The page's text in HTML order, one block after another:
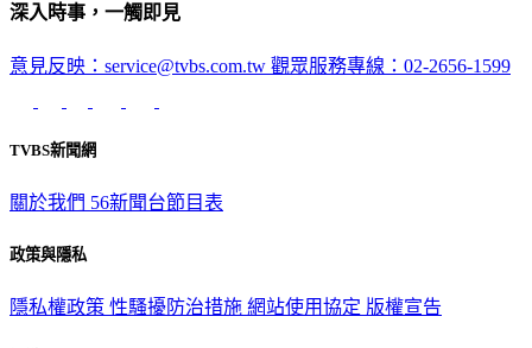
深入時事，一觸即見
意見反映：service@tvbs.com.tw 觀眾服務專線：02-2656-1599
TVBS新聞網
關於我們 56新聞台節目表
政策與隱私
隱私權政策 性騷擾防治措施 網站使用協定 版權宣告